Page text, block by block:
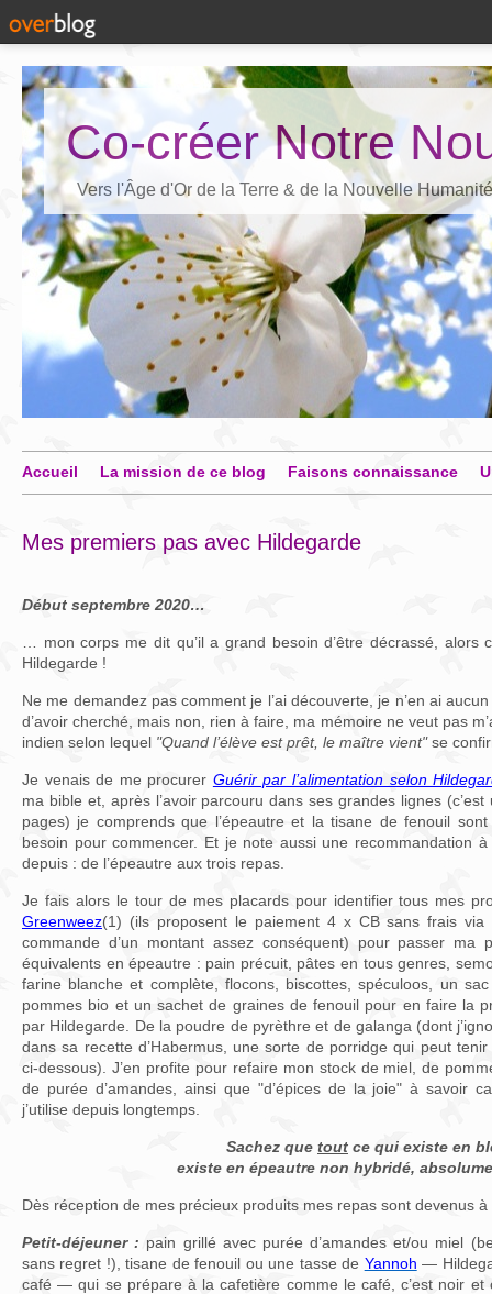
Co-créer Notre
Vers l'Âge d'Or de la Terre & de la Nouvelle Humanité
Accueil La mission de ce blog Faisons connaissance
Mes premiers pas avec Hildegarde
Début septembre 2020…
… mon corps me dit qu’il a grand besoin d’être décrassé, alors
Hildegarde !
Ne me demandez pas comment je l’ai découverte, je n’en ai
d’avoir cherché, mais non, rien à faire, ma mémoire ne veut pas
indien selon lequel "Quand l’élève est prêt, le maître vient"se
Je venais de me procurer Guérir par l’alimentation selon
ma bible et, après l’avoir parcouru dans ses grandes lignes
pages) je comprends que l’épeautre et la tisane de fenouil
besoin pour commencer. Et je note aussi une recommandation
depuis : de l’épeautre aux trois repas.
Je fais alors le tour de mes placards pour identifier tous mes
Greenweez(1) (ils proposent le paiement 4 x CB sans frais via
commande d’un montant assez conséquent) pour passer ma
équivalents en épeautre : pain précuit, pâtes en tous genres,
farine blanche et complète, flocons, biscottes, spéculoos, un
pommes bio et un sachet de graines de fenouil pour en faire la
par Hildegarde. De la poudre de pyrèthre et de galanga (dont
dans sa recette d’Habermus, une sorte de porridge qui peut
ci-dessous). J’en profite pour refaire mon stock de miel, de
de purée d’amandes, ainsi que "d’épices de la joie" à savoir
j’utilise depuis longtemps.
Sachez que tout ce qui existe en
existe en épeautre non hybridé,
Dès réception de mes précieux produits mes repas sont devenus
Petit-déjeuner : pain grillé avec purée d’amandes et/ou miel
sans regret !), tisane de fenouil ou une tasse de Yannoh —
café — qui se prépare à la cafetière comme le café, c’est noir et